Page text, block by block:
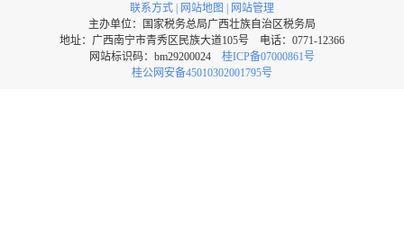
联系方式 | 网站地图 | 网站管理
主办单位：国家税务总局广西壮族自治区税务局
地址：广西南宁市青秀区民族大道105号 电话：0771-12366
网站标识码：bm29200024 桂ICP备07000861号
桂公网安备45010302001795号